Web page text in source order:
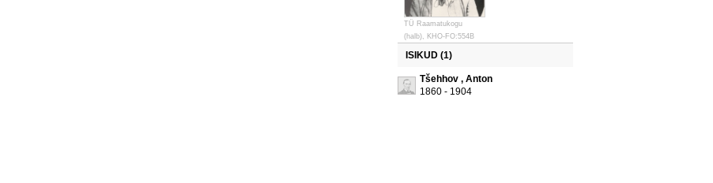
TÜ Raamatukogu
(halb), KHO-FO:554B
ISIKUD (1)
Tšehhov , Anton
1860 - 1904